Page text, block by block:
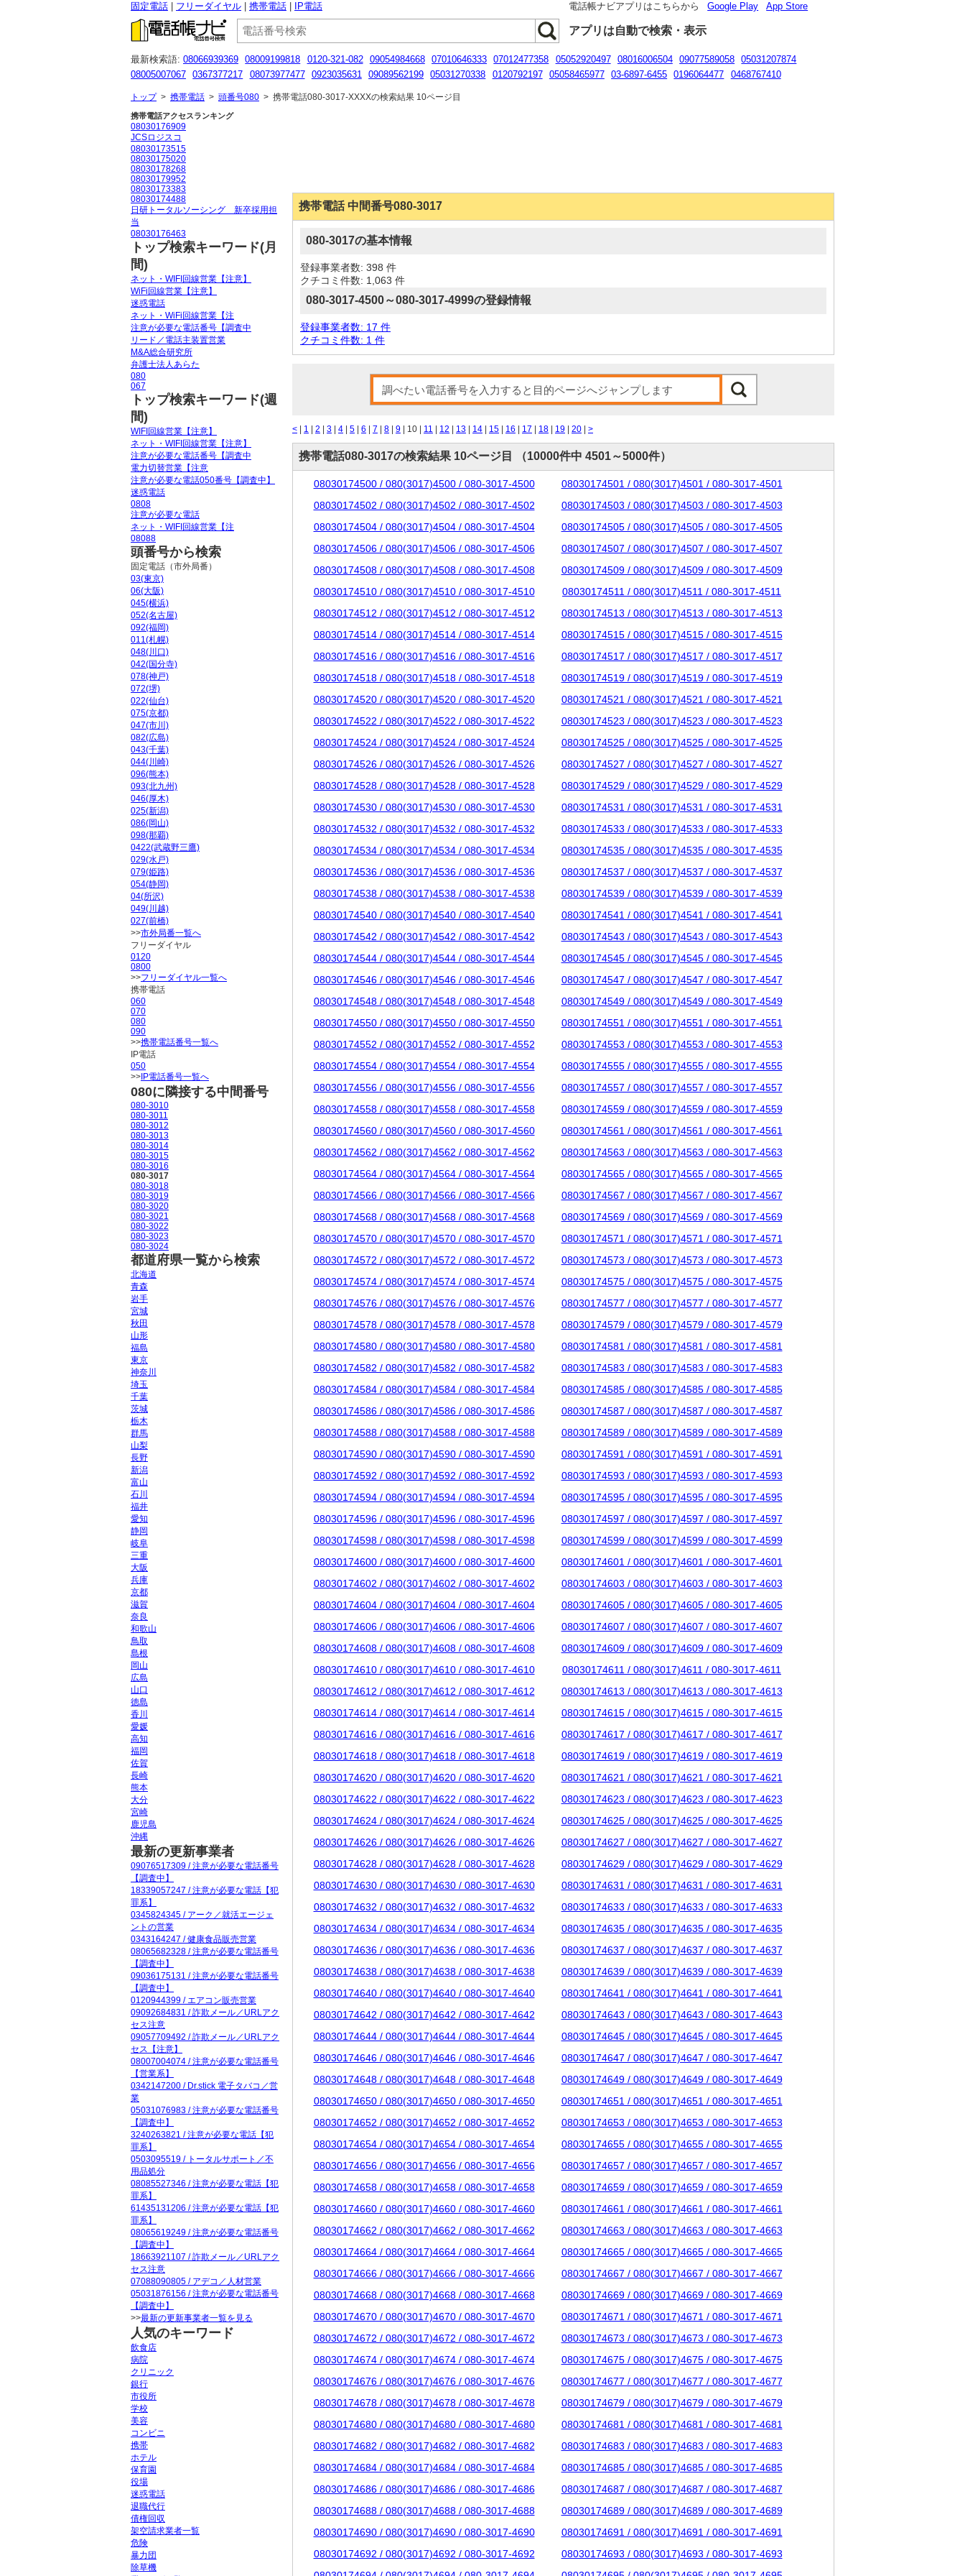
固定電話 フリーダイヤル 携帯電話 IP電話 電話帳ナビアプリはこちらから Google Play App Store
アプリは自動で検索・表示
最新検索語: 08066939369 08009199818 0120-321-082 09054984668 07010646333 07012477358 05052920497 08016006504 09077589058
05031207874
08005007067
0367377217 08073977477 0923035631 09089562199 05031270338 0120792197 05058465977 03-6897-6455 0196064477
0468767410
トップ> 携帯電話 > 頭番号080 > 携帯電話080-3017-XXXXの検索結果 10ページ目
携帯電話 中間番号080-3017
080-3017の基本情報
登録事業者数: 398 件
クチコミ件数: 1,063 件
080-3017-4500～080-3017-4999の登録情報
登録事業者数: 17 件
クチコミ件数: 1 件
< 1 2 3 4 5 6 7 8 9 | 10 | 11 12 13 14 15 16 17 18 19 20 >
携帯電話080-3017の検索結果 10ページ目 （10000件中 4501～5000件）
08030174500 / 080(3017)4500 / 080-3017-4500
08030174501 / 080(3017)4501 / 080-3017-4501
08030174502 / 080(3017)4502 / 080-3017-4502
08030174503 / 080(3017)4503 / 080-3017-4503
08030174504 / 080(3017)4504 / 080-3017-4504
08030174505 / 080(3017)4505 / 080-3017-4505
08030174506 / 080(3017)4506 / 080-3017-4506
08030174507 / 080(3017)4507 / 080-3017-4507
08030174508 / 080(3017)4508 / 080-3017-4508
08030174509 / 080(3017)4509 / 080-3017-4509
08030174510 / 080(3017)4510 / 080-3017-4510
08030174511 / 080(3017)4511 / 080-3017-4511
08030174512 / 080(3017)4512 / 080-3017-4512
08030174513 / 080(3017)4513 / 080-3017-4513
08030174514 / 080(3017)4514 / 080-3017-4514
08030174515 / 080(3017)4515 / 080-3017-4515
08030174516 / 080(3017)4516 / 080-3017-4516
08030174517 / 080(3017)4517 / 080-3017-4517
08030174518 / 080(3017)4518 / 080-3017-4518
08030174519 / 080(3017)4519 / 080-3017-4519
08030174520 / 080(3017)4520 / 080-3017-4520
08030174521 / 080(3017)4521 / 080-3017-4521
08030174522 / 080(3017)4522 / 080-3017-4522
08030174523 / 080(3017)4523 / 080-3017-4523
08030174524 / 080(3017)4524 / 080-3017-4524
08030174525 / 080(3017)4525 / 080-3017-4525
08030174526 / 080(3017)4526 / 080-3017-4526
08030174527 / 080(3017)4527 / 080-3017-4527
08030174528 / 080(3017)4528 / 080-3017-4528
08030174529 / 080(3017)4529 / 080-3017-4529
08030174530 / 080(3017)4530 / 080-3017-4530
08030174531 / 080(3017)4531 / 080-3017-4531
08030174532 / 080(3017)4532 / 080-3017-4532
08030174533 / 080(3017)4533 / 080-3017-4533
08030174534 / 080(3017)4534 / 080-3017-4534
08030174535 / 080(3017)4535 / 080-3017-4535
08030174536 / 080(3017)4536 / 080-3017-4536
08030174537 / 080(3017)4537 / 080-3017-4537
08030174538 / 080(3017)4538 / 080-3017-4538
08030174539 / 080(3017)4539 / 080-3017-4539
08030174540 / 080(3017)4540 / 080-3017-4540
08030174541 / 080(3017)4541 / 080-3017-4541
08030174542 / 080(3017)4542 / 080-3017-4542
08030174543 / 080(3017)4543 / 080-3017-4543
08030174544 / 080(3017)4544 / 080-3017-4544
08030174545 / 080(3017)4545 / 080-3017-4545
08030174546 / 080(3017)4546 / 080-3017-4546
08030174547 / 080(3017)4547 / 080-3017-4547
08030174548 / 080(3017)4548 / 080-3017-4548
08030174549 / 080(3017)4549 / 080-3017-4549
08030174550 / 080(3017)4550 / 080-3017-4550
08030174551 / 080(3017)4551 / 080-3017-4551
08030174552 / 080(3017)4552 / 080-3017-4552
08030174553 / 080(3017)4553 / 080-3017-4553
08030174554 / 080(3017)4554 / 080-3017-4554
08030174555 / 080(3017)4555 / 080-3017-4555
08030174556 / 080(3017)4556 / 080-3017-4556
08030174557 / 080(3017)4557 / 080-3017-4557
08030174558 / 080(3017)4558 / 080-3017-4558
08030174559 / 080(3017)4559 / 080-3017-4559
08030174560 / 080(3017)4560 / 080-3017-4560
08030174561 / 080(3017)4561 / 080-3017-4561
08030174562 / 080(3017)4562 / 080-3017-4562
08030174563 / 080(3017)4563 / 080-3017-4563
08030174564 / 080(3017)4564 / 080-3017-4564
08030174565 / 080(3017)4565 / 080-3017-4565
08030174566 / 080(3017)4566 / 080-3017-4566
08030174567 / 080(3017)4567 / 080-3017-4567
08030174568 / 080(3017)4568 / 080-3017-4568
08030174569 / 080(3017)4569 / 080-3017-4569
08030174570 / 080(3017)4570 / 080-3017-4570
08030174571 / 080(3017)4571 / 080-3017-4571
08030174572 / 080(3017)4572 / 080-3017-4572
08030174573 / 080(3017)4573 / 080-3017-4573
08030174574 / 080(3017)4574 / 080-3017-4574
08030174575 / 080(3017)4575 / 080-3017-4575
08030174576 / 080(3017)4576 / 080-3017-4576
08030174577 / 080(3017)4577 / 080-3017-4577
08030174578 / 080(3017)4578 / 080-3017-4578
08030174579 / 080(3017)4579 / 080-3017-4579
08030174580 / 080(3017)4580 / 080-3017-4580
08030174581 / 080(3017)4581 / 080-3017-4581
08030174582 / 080(3017)4582 / 080-3017-4582
08030174583 / 080(3017)4583 / 080-3017-4583
08030174584 / 080(3017)4584 / 080-3017-4584
08030174585 / 080(3017)4585 / 080-3017-4585
08030174586 / 080(3017)4586 / 080-3017-4586
08030174587 / 080(3017)4587 / 080-3017-4587
08030174588 / 080(3017)4588 / 080-3017-4588
08030174589 / 080(3017)4589 / 080-3017-4589
08030174590 / 080(3017)4590 / 080-3017-4590
08030174591 / 080(3017)4591 / 080-3017-4591
08030174592 / 080(3017)4592 / 080-3017-4592
08030174593 / 080(3017)4593 / 080-3017-4593
08030174594 / 080(3017)4594 / 080-3017-4594
08030174595 / 080(3017)4595 / 080-3017-4595
08030174596 / 080(3017)4596 / 080-3017-4596
08030174597 / 080(3017)4597 / 080-3017-4597
08030174598 / 080(3017)4598 / 080-3017-4598
08030174599 / 080(3017)4599 / 080-3017-4599
08030174600 / 080(3017)4600 / 080-3017-4600
08030174601 / 080(3017)4601 / 080-3017-4601
08030174602 / 080(3017)4602 / 080-3017-4602
08030174603 / 080(3017)4603 / 080-3017-4603
08030174604 / 080(3017)4604 / 080-3017-4604
08030174605 / 080(3017)4605 / 080-3017-4605
08030174606 / 080(3017)4606 / 080-3017-4606
08030174607 / 080(3017)4607 / 080-3017-4607
08030174608 / 080(3017)4608 / 080-3017-4608
08030174609 / 080(3017)4609 / 080-3017-4609
08030174610 / 080(3017)4610 / 080-3017-4610
08030174611 / 080(3017)4611 / 080-3017-4611
08030174612 / 080(3017)4612 / 080-3017-4612
08030174613 / 080(3017)4613 / 080-3017-4613
08030174614 / 080(3017)4614 / 080-3017-4614
08030174615 / 080(3017)4615 / 080-3017-4615
08030174616 / 080(3017)4616 / 080-3017-4616
08030174617 / 080(3017)4617 / 080-3017-4617
08030174618 / 080(3017)4618 / 080-3017-4618
08030174619 / 080(3017)4619 / 080-3017-4619
08030174620 / 080(3017)4620 / 080-3017-4620
08030174621 / 080(3017)4621 / 080-3017-4621
08030174622 / 080(3017)4622 / 080-3017-4622
08030174623 / 080(3017)4623 / 080-3017-4623
08030174624 / 080(3017)4624 / 080-3017-4624
08030174625 / 080(3017)4625 / 080-3017-4625
08030174626 / 080(3017)4626 / 080-3017-4626
08030174627 / 080(3017)4627 / 080-3017-4627
08030174628 / 080(3017)4628 / 080-3017-4628
08030174629 / 080(3017)4629 / 080-3017-4629
08030174630 / 080(3017)4630 / 080-3017-4630
08030174631 / 080(3017)4631 / 080-3017-4631
08030174632 / 080(3017)4632 / 080-3017-4632
08030174633 / 080(3017)4633 / 080-3017-4633
08030174634 / 080(3017)4634 / 080-3017-4634
08030174635 / 080(3017)4635 / 080-3017-4635
08030174636 / 080(3017)4636 / 080-3017-4636
08030174637 / 080(3017)4637 / 080-3017-4637
08030174638 / 080(3017)4638 / 080-3017-4638
08030174639 / 080(3017)4639 / 080-3017-4639
08030174640 / 080(3017)4640 / 080-3017-4640
08030174641 / 080(3017)4641 / 080-3017-4641
08030174642 / 080(3017)4642 / 080-3017-4642
08030174643 / 080(3017)4643 / 080-3017-4643
08030174644 / 080(3017)4644 / 080-3017-4644
08030174645 / 080(3017)4645 / 080-3017-4645
08030174646 / 080(3017)4646 / 080-3017-4646
08030174647 / 080(3017)4647 / 080-3017-4647
08030174648 / 080(3017)4648 / 080-3017-4648
08030174649 / 080(3017)4649 / 080-3017-4649
08030174650 / 080(3017)4650 / 080-3017-4650
08030174651 / 080(3017)4651 / 080-3017-4651
08030174652 / 080(3017)4652 / 080-3017-4652
08030174653 / 080(3017)4653 / 080-3017-4653
08030174654 / 080(3017)4654 / 080-3017-4654
08030174655 / 080(3017)4655 / 080-3017-4655
08030174656 / 080(3017)4656 / 080-3017-4656
08030174657 / 080(3017)4657 / 080-3017-4657
08030174658 / 080(3017)4658 / 080-3017-4658
08030174659 / 080(3017)4659 / 080-3017-4659
08030174660 / 080(3017)4660 / 080-3017-4660
08030174661 / 080(3017)4661 / 080-3017-4661
08030174662 / 080(3017)4662 / 080-3017-4662
08030174663 / 080(3017)4663 / 080-3017-4663
08030174664 / 080(3017)4664 / 080-3017-4664
08030174665 / 080(3017)4665 / 080-3017-4665
08030174666 / 080(3017)4666 / 080-3017-4666
08030174667 / 080(3017)4667 / 080-3017-4667
08030174668 / 080(3017)4668 / 080-3017-4668
08030174669 / 080(3017)4669 / 080-3017-4669
08030174670 / 080(3017)4670 / 080-3017-4670
08030174671 / 080(3017)4671 / 080-3017-4671
08030174672 / 080(3017)4672 / 080-3017-4672
08030174673 / 080(3017)4673 / 080-3017-4673
08030174674 / 080(3017)4674 / 080-3017-4674
08030174675 / 080(3017)4675 / 080-3017-4675
08030174676 / 080(3017)4676 / 080-3017-4676
08030174677 / 080(3017)4677 / 080-3017-4677
08030174678 / 080(3017)4678 / 080-3017-4678
08030174679 / 080(3017)4679 / 080-3017-4679
08030174680 / 080(3017)4680 / 080-3017-4680
08030174681 / 080(3017)4681 / 080-3017-4681
08030174682 / 080(3017)4682 / 080-3017-4682
08030174683 / 080(3017)4683 / 080-3017-4683
08030174684 / 080(3017)4684 / 080-3017-4684
08030174685 / 080(3017)4685 / 080-3017-4685
08030174686 / 080(3017)4686 / 080-3017-4686
08030174687 / 080(3017)4687 / 080-3017-4687
08030174688 / 080(3017)4688 / 080-3017-4688
08030174689 / 080(3017)4689 / 080-3017-4689
08030174690 / 080(3017)4690 / 080-3017-4690
08030174691 / 080(3017)4691 / 080-3017-4691
08030174692 / 080(3017)4692 / 080-3017-4692
08030174693 / 080(3017)4693 / 080-3017-4693
携帯電話アクセスランキング
08030176909
JCSロジスコ
08030173515
08030175020
08030178268
08030179952
08030173383
08030174488
日研トータルソーシング 新卒採用担
当
08030176463
トップ検索キーワード(月
間)
ネット・WIFI回線営業【注意】
WiFi回線営業【注意】
迷惑電話
ネット・WiFi回線営業【注
注意が必要な電話番号【調査中
リード／電話主装置営業
M&A総合研究所
弁護士法人あらた
080
067
トップ検索キーワード(週
間)
WIFI回線営業【注意】
ネット・WIFI回線営業【注意】
注意が必要な電話番号【調査中
電力切替営業【注意
注意が必要な電話050番号【調査中】
迷惑電話
0808
注意が必要な電話
ネット・WIFI回線営業【注
08088
頭番号から検索
固定電話（市外局番）
03(東京)
06(大阪)
045(横浜)
052(名古屋)
092(福岡)
011(札幌)
048(川口)
042(国分寺)
078(神戸)
072(堺)
022(仙台)
075(京都)
047(市川)
082(広島)
043(千葉)
044(川崎)
096(熊本)
093(北九州)
046(厚木)
025(新潟)
086(岡山)
098(那覇)
0422(武蔵野三鷹)
029(水戸)
079(姫路)
054(静岡)
04(所沢)
049(川越)
027(前橋)
>>市外局番一覧へ
フリーダイヤル
0120
0800
>>フリーダイヤル一覧へ
携帯電話
060
070
080
090
>>携帯電話番号一覧へ
IP電話
050
>> IP電話番号一覧へ
080に隣接する中間番号
080-3010
080-3011
080-3012
080-3013
080-3014
080-3015
080-3016
080-3017
080-3018
080-3019
080-3020
080-3021
080-3022
080-3023
080-3024
都道府県一覧から検索
北海道
青森
岩手
宮城
秋田
山形
福島
東京
神奈川
埼玉
千葉
茨城
栃木
群馬
山梨
長野
新潟
富山
石川
福井
愛知
静岡
岐阜
三重
大阪
兵庫
京都
滋賀
奈良
和歌山
鳥取
島根
岡山
広島
山口
徳島
香川
愛媛
高知
福岡
佐賀
長崎
熊本
大分
宮崎
鹿児島
沖縄
最新の更新事業者
09076517309 / 注意が必要な電話番号
【調査中】
18339057247 / 注意が必要な電話【犯
罪系】
0345824345 / アーク／就活エージェ
ントの営業
0343164247 / 健康食品販売営業
08065682328 / 注意が必要な電話番号
【調査中】
09036175131 / 注意が必要な電話番号
【調査中】
0120944399 / エアコン販売営業
09092684831 / 詐欺メール／URLアク
セス注意
09057709492 / 詐欺メール／URLアク
セス【注意】
08007004074 / 注意が必要な電話番号
【営業系】
0342147200 / Dr.stick 電子タバコ／営
業
05031076983 / 注意が必要な電話番号
【調査中】
3240263821 / 注意が必要な電話【犯
罪系】
0503095519 / トータルサポート／不
用品処分
08085527346 / 注意が必要な電話【犯
罪系】
61435131206 / 注意が必要な電話【犯
罪系】
08065619249 / 注意が必要な電話番号
【調査中】
18663921107 / 詐欺メール／URLアク
セス注意
07088090805 / アデコ／人材営業
05031876156 / 注意が必要な電話番号
【調査中】
>>最新の更新事業者一覧を見る
人気のキーワード
飲食店
病院
クリニック
銀行
市役所
学校
美容
コンビニ
携帯
ホテル
保育園
役場
迷惑電話
退職代行
債権回収
架空請求業者一覧
危険
暴力団
除草機